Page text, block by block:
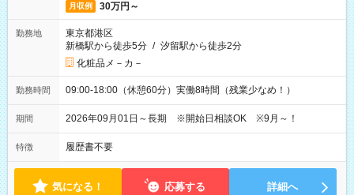
月収例 30万円～
勤務地
東京都港区
新橋駅から徒歩5分 / 汐留駅から徒歩2分
化粧品メ－カ－
勤務時間 09:00-18:00（休憩60分）実働8時間（残業少なめ！）
期間 2026年09月01日～長期 ※開始日相談OK ※9月～！
特徴 履歴書不要
気になる！ 応募する 詳細へ